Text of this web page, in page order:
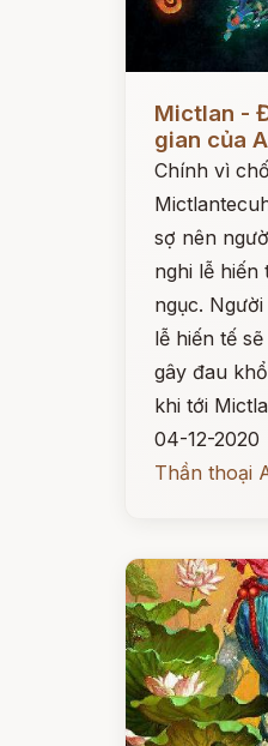
Mictlan -
gian của
Chính vì
sợ nên
nghi lễ hiến
ngục.
lễ hiến tế
gây đau
khi tới
04-12-2020
Thần thoại